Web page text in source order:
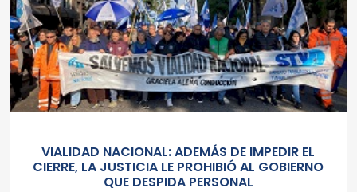
VIALIDAD NACIONAL: ADEMÁS DE IMPEDIR EL
CIERRE, LA JUSTICIA LE PROHIBIÓ AL GOBIERNO
QUE DESPIDA PERSONAL